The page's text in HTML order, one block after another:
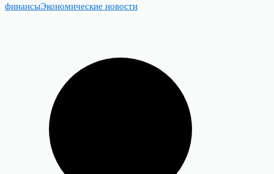
финансыЭкономические новости